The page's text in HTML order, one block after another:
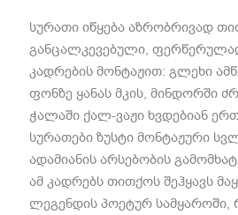
სურათი იწყება აზრობრივად
განცალკევებული,
კადრების მონტაჟით: გლეხი
ფონზე ყანას მკის, მინდორში
ჭალაში ქალ-ვაჟი ხვდებიან
სურათები ზუსტი მონტაჟური
ადამიანის არსებობის
ამ კადრებს თითქოს შეჰყავს
ლეგენდის პოეტურ